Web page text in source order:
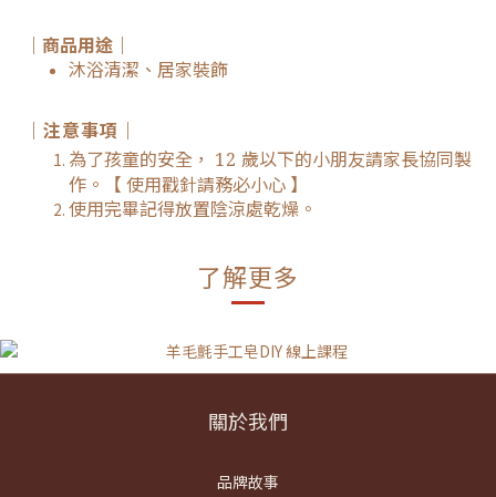
｜商品用途｜
沐浴清潔、居家裝飾
｜注意事項
為了孩童的安全， 12 歲以下的小朋友請家長協同製
作。【 使用戳針請務必小心 】
使用完畢記得放置陰涼處乾燥。
了解更多
關於我們
品牌故事